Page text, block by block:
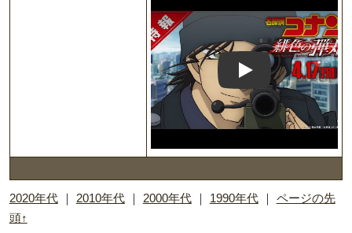
Play: Trailer
2020年代｜ 2010年代｜ 2000年代｜ 1990年代｜ ページの先
頭↑